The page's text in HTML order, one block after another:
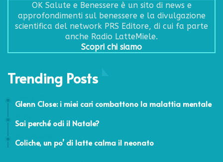
OK Salute e Benessere è un sito di news e
approfondimenti sul benessere e la divulgazione
scientifica del network PRS Editore, di cui fa parte
anche Radio LatteMiele.
Scopri chi siamo
Trending Posts
Glenn Close: i miei cari combattono la malattia mentale
Sai perché odi il Natale?
Coliche, un po’ di latte calma il neonato